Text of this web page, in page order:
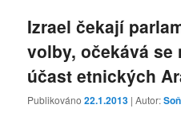
Izrael čekají
volby, očekává se
účast etnických
Publikováno22.1.2013 | Autor: